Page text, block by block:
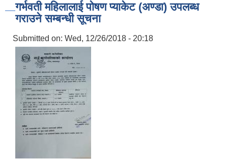
गर्भवती महिलालाई पोषण प्याकेट (अण्डा) उपलब्ध
गराउने सम्बन्धी सूचना
Submitted on: Wed, 12/26/2018 - 20:18